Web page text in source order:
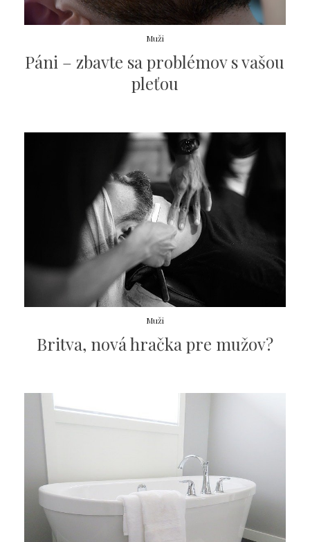
Muži
Páni – zbavte sa problémov s vašou
pleťou
Muži
Britva, nová hračka pre mužov?